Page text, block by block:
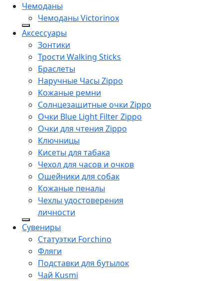
Чемоданы
Чемоданы Victorinox
Аксессуары
Зонтики
Трости Walking Sticks
Браслеты
Наручные Часы Zippo
Кожаные ремни
Солнцезащитные очки Zippo
Очки Blue Light Filter Zippo
Очки для чтения Zippo
Ключницы
Кисеты для табака
Чехол для часов и очков
Ошейники для собак
Кожаные пеналы
Чехлы удостоверения
личности
Сувениры
Статуэтки Forchino
Фляги
Подставки для бутылок
Чай Kusmi